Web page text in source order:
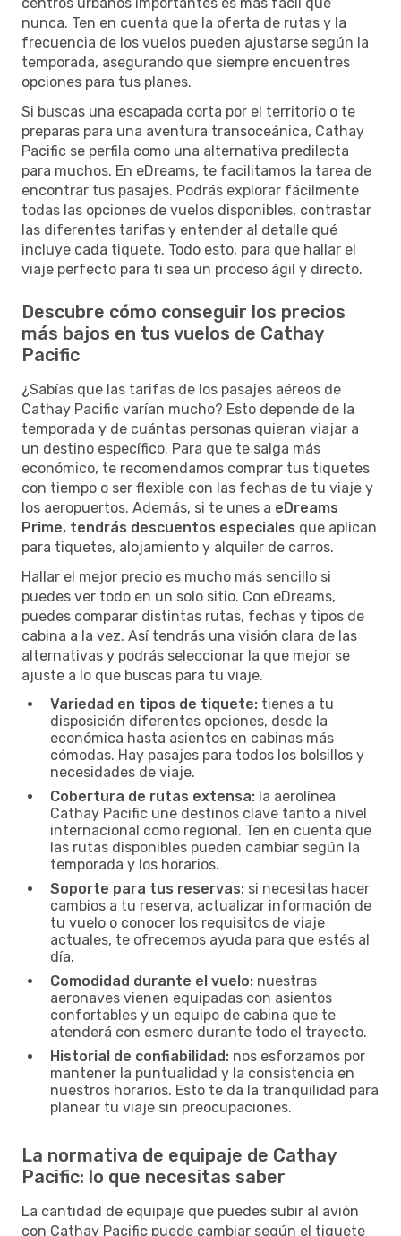
nunca. Ten en cuenta que la oferta de rutas y la
frecuencia de los vuelos pueden ajustarse según la
temporada, asegurando que siempre encuentres
opciones para tus planes.
Si buscas una escapada corta por el territorio o te
preparas para una aventura transoceánica, Cathay
Pacific se perfila como una alternativa predilecta
para muchos. En eDreams, te facilitamos la tarea de
encontrar tus pasajes. Podrás explorar fácilmente
todas las opciones de vuelos disponibles, contrastar
las diferentes tarifas y entender al detalle qué
incluye cada tiquete. Todo esto, para que hallar el
viaje perfecto para ti sea un proceso ágil y directo.
Descubre cómo conseguir los precios
más bajos en tus vuelos de Cathay
Pacific
¿Sabías que las tarifas de los pasajes aéreos de
Cathay Pacific varían mucho? Esto depende de la
temporada y de cuántas personas quieran viajar a
un destino específico. Para que te salga más
económico, te recomendamos comprar tus tiquetes
con tiempo o ser flexible con las fechas de tu viaje y
los aeropuertos. Además, si te unes a eDreams
Prime, tendrás descuentos especiales que aplican
para tiquetes, alojamiento y alquiler de carros.
Hallar el mejor precio es mucho más sencillo si
puedes ver todo en un solo sitio. Con eDreams,
puedes comparar distintas rutas, fechas y tipos de
cabina a la vez. Así tendrás una visión clara de las
alternativas y podrás seleccionar la que mejor se
ajuste a lo que buscas para tu viaje.
Variedad en tipos de tiquete: tienes a tu
disposición diferentes opciones, desde la
económica hasta asientos en cabinas más
cómodas. Hay pasajes para todos los bolsillos y
necesidades de viaje.
Cobertura de rutas extensa: la aerolínea
Cathay Pacific une destinos clave tanto a nivel
internacional como regional. Ten en cuenta que
las rutas disponibles pueden cambiar según la
temporada y los horarios.
Soporte para tus reservas: si necesitas hacer
cambios a tu reserva, actualizar información de
tu vuelo o conocer los requisitos de viaje
actuales, te ofrecemos ayuda para que estés al
día.
Comodidad durante el vuelo: nuestras
aeronaves vienen equipadas con asientos
confortables y un equipo de cabina que te
atenderá con esmero durante todo el trayecto.
Historial de confiabilidad: nos esforzamos por
mantener la puntualidad y la consistencia en
nuestros horarios. Esto te da la tranquilidad para
planear tu viaje sin preocupaciones.
La normativa de equipaje de Cathay
Pacific: lo que necesitas saber
La cantidad de equipaje que puedes subir al avión
con Cathay Pacific puede cambiar según el tiquete